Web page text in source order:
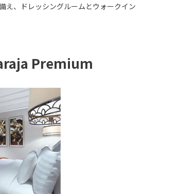
え、ドレッシングルームとウォークイン
Premium